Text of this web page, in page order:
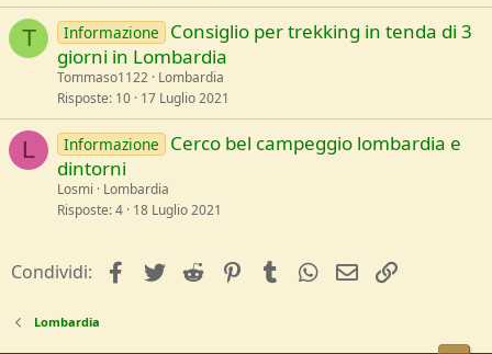
T Informazione
Consiglio per trekking in tenda di 3
giorni in Lombardia
Tommaso1122 Lombardia
Risposte 10 17 Luglio 2021
L Informazione
Cerco bel campeggio lombardia e
dintorni
Losmi
Lombardia
Risposte 4 18 Luglio 2021
Condividi: facebookTwitterReddit PinterestTumblrWhatsApp
e-mail
Lombardia